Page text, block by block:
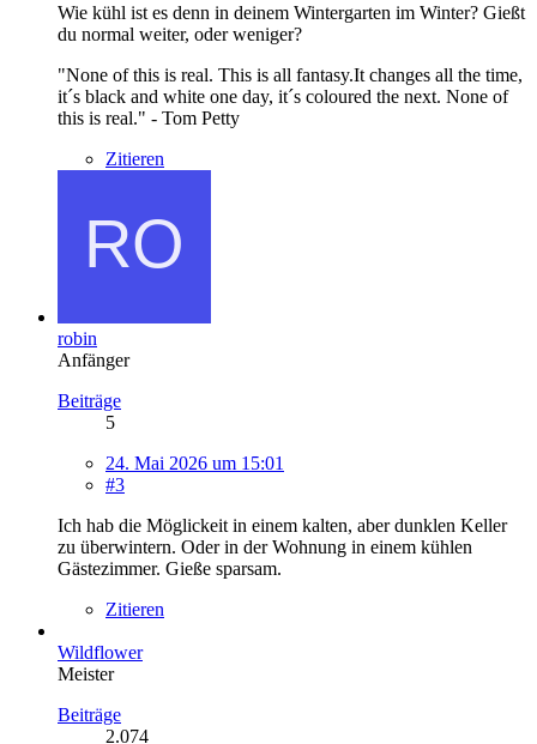
Wie kühl ist es denn in deinem Wintergarten im Winter? Gießt
du normal weiter, oder weniger?
"None of this is real. This is all fantasy.It changes all the time,
it´s black and white one day, it´s coloured the next. None of
this is real." - Tom Petty
Zitieren
robin
Anfänger
Beiträge
5
24. Mai 2026 um 15:01
#3
Ich hab die Möglickeit in einem kalten, aber dunklen Keller
zu überwintern. Oder in der Wohnung in einem kühlen
Gästezimmer. Gieße sparsam.
Zitieren
Wildflower
Meister
Beiträge
2.074